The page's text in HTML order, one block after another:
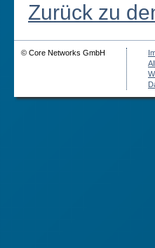
Zurück zu
© Core Networks GmbH